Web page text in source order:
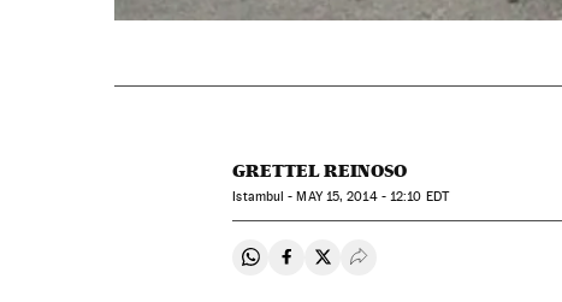
GRETTEL REINOSO
Istambul -MAY15, 2014 - 12:10 EDT
Compartir en Whatsapp
Compartir en Facebook
Compartir en Twitter
Desplegar Redes Sociales